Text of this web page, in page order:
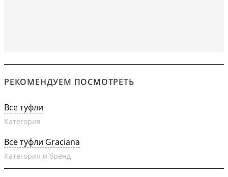
РЕКОМЕНДУЕМ ПОСМОТРЕТЬ
Все туфли
Категория
Все туфли Graciana
Категория и бренд